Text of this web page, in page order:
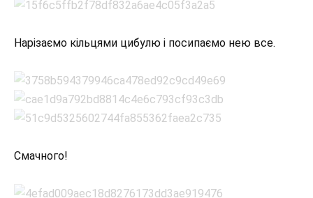
Нарізаємо кільцями цибулю і посипаємо нею все.
Смачного!